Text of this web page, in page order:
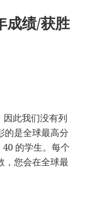
成绩/获胜
此我们没有列
的是全球最高分
的学生。每个
，您会在全球最